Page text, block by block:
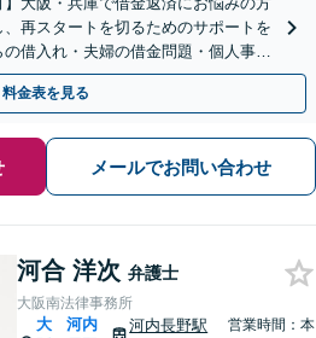
再スタートを切るためのサポートを
借入れ・夫婦の借金問題・個人事業
浜駅４分】【秘密厳守】
料金表を見る
メールでお問い合わせ
河合 洋次 弁護士
大阪南法律事務所
大
河内
河内長野駅
営業時間：本